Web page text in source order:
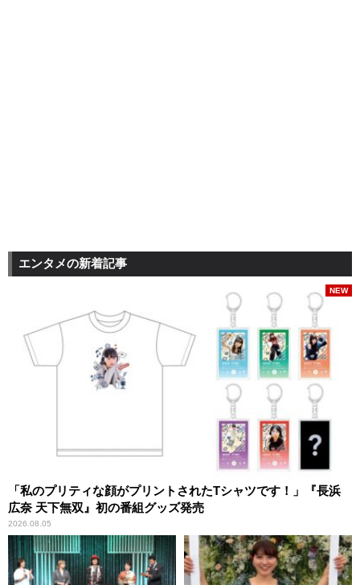
エンタメの新着記事
「私のプリティな顔がプリントされたTシャツです！」『長浜
広奈 天下無双』初の番組グッズ発売
2026.08.05
NEW